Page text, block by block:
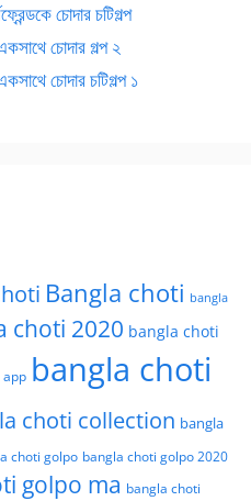
চোদার চটিগল্প
চোদার গল্প ২
চোদার চটিগল্প ১
Bangla choti bangla
choti 2020 bangla choti
app bangla choti
choti collection bangla
choti golpo bangla choti golpo 2020
golpo ma bangla choti